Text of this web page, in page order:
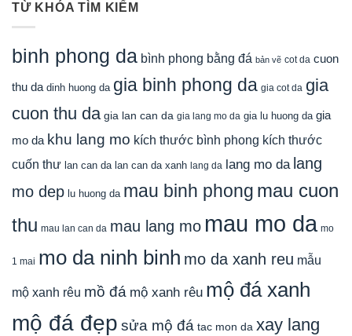
TỪ KHÓA TÌM KIẾM
binh phong da bình phong bằng đá bản vẽ cot da cuon
thu da dinh huong da gia binh phong da gia cot da gia
cuon thu da gia lan can da gia lang mo da gia lu huong da gia
mo da khu lang mo kích thước bình phong kích thước
cuốn thư lan can da lan can da xanh lang da lang mo da lang
mo dep lu huong da mau binh phong mau cuon
thu mau lan can da mau lang mo mau mo da mo
1 mai mo da ninh binh mo da xanh reu mẫu
mộ xanh rêu mồ đá mộ xanh rêu mộ đá xanh
mộ đá đẹp sửa mộ đá tac mon da xay lang